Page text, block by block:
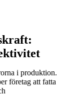
i produktion.
företag att fatta